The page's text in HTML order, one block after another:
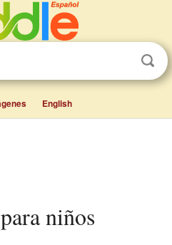
English
niños